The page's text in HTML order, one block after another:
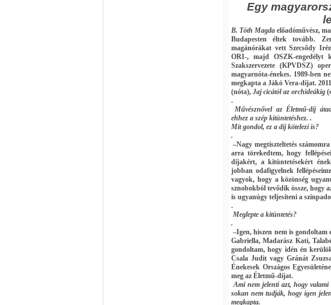
Egy
B. Tóth Magda előadóművész,
Budapesten éltek tovább.
magánórákat vett Szecsődy
ORI-, majd OSZK-engedélyt
Szakszervezete (KPVDSZ)
magyarnóta-énekes. 1989-ben
megkapta a Jákó Vera-díjat.
(nóta), Jaj cicától az orchideákig
.
Művésznővel az Életmű-díj
ehhez a szép kitüntetéshez. .
Mit gondol, ez a díj kötelezi is?
.
–Nagy megtiszteltetés
arra törekedtem, hogy
díjakért, a kitüntetésekért
jobban odafigyelnek
vagyok, hogy a közönség
sznobokból tevődik össze, hogy
is ugyanúgy teljesíteni a
.
Meglepte a kitüntetés?
.
–Igen, hiszen nem is
Gabriella, Madarász Kati,
gondoltam, hogy idén én
Csala Judit vagy Gránát
Énekesek Országos
meg az Életmű-díjat.
Ami nem jelenti azt, hogy valami
sokan nem tudják, hogy igen
megkapta.